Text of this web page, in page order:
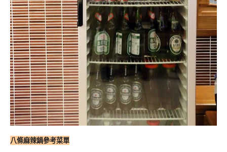
八條麻辣鍋參考菜單